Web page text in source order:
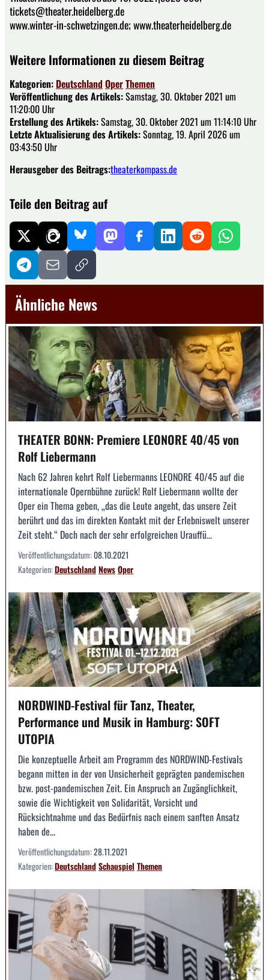
tickets@theater.heidelberg.de
www.winter-in-schwetzingen.de; www.theaterheidelberg.de
Weitere Informationen zu diesem Beitrag
Kategorien: Deutschland OperThemen
Veröffentlichung des Artikels:Samstag, 30. Oktober 2021 um
11:20:00 Uhr
Erstellung des Artikels:Samstag, 30. Oktober 2021 um 11:14:10 Uhr
Letzte Aktualisierung des Artikels:Sonntag, 19. April 2026 um
03:43:50 Uhr
Herausgeber des Beitrags:theaterkompass.de
Teile den Beitrag auf
Ähnliche News
THEATER BONN: Premiere LEONORE 40/45 von
Rolf Liebermann
Nach 62 Jahren kehrt Rolf Liebermanns LEONORE 40/45 auf die
internationale Opernbühne zurück! Rolf Liebermann wollte der
Oper ein Thema geben, „das die Leute angeht, das unsere Zeit
berührt und das im direkten Kontakt mit der Erlebniswelt unserer
Zeit steht.“ Doch nach der sehr erfolgreichen Urauffü...
Veröffentlichungsdatum:08.10.2021
Kategorien:DeutschlandNewsOper
NORDWIND-Festival für Tanz, Theater,
Performance und Musik in Hamburg: SOFT
UTOPIA
Die konzeptuelle Arbeit am Programm des NORDWIND-Festivals
begann mitten in der von Unsicherheit geprägten pandemischen
bzw. post-pandemischen Zeit. Ein Anspruch an Zugänglichkeit,
sowie die Wichtigkeit von Solidarität, Vorsicht und
Rücksichtnahme und das Bedürfnis nach einem sanften Ansatz
haben de...
Veröffentlichungsdatum:28.11.2021
Kategorien:DeutschlandSchauspiel Themen